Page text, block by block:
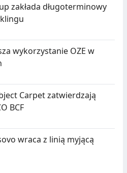
zakłada długoterminowy
wykorzystanie OZE w
Carpet zatwierdzają
BCF
wraca z linią myjącą